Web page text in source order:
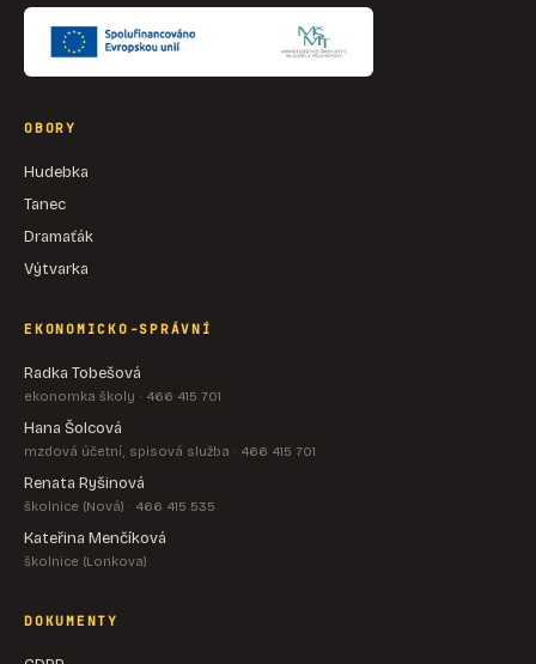
OBORY
Hudebka
Tanec
Dramaťák
Výtvarka
EKONOMICKO-SPRÁVNÍ
Radka Tobešová
ekonomka školy · 466 415 701
Hana Šolcová
mzdová účetní, spisová služba · 466 415 701
Renata Ryšinová
školnice (Nová) · 466 415 535
Kateřina Menčíková
školnice (Lonkova)
DOKUMENTY